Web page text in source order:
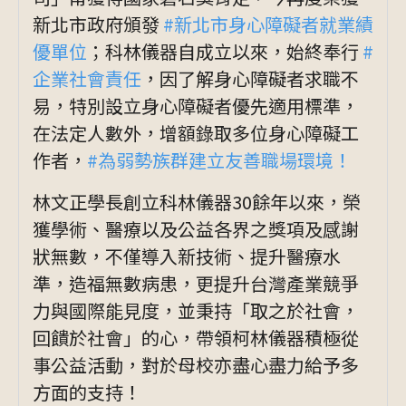
新北市政府頒發#新北市身心障礙者就業績
優單位 ；科林儀器自成立以來，始終奉行 #
企業社會責任 ，因了解身心障礙者求職不
易，特別設立身心障礙者優先適用標準，
在法定人數外，增額錄取多位身心障礙工
作者， #為弱勢族群建立友善職場環境！
林文正學長創立科林儀器30餘年以來，榮
獲學術、醫療以及公益各界之獎項及感謝
狀無數，不僅導入新技術、提升醫療水
準，造福無數病患，更提升台灣產業競爭
力與國際能見度，並秉持「取之於社會，
回饋於社會」的心，帶領柯林儀器積極從
事公益活動，對於母校亦盡心盡力給予多
方面的支持！